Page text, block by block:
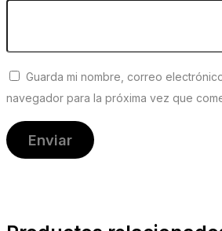
Guarda mi nombre, correo
navegador para la próxima vez que